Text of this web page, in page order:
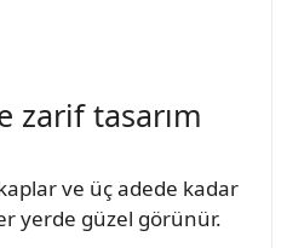
zarif tasarım
ve üç adede kadar
yerde güzel görünür.